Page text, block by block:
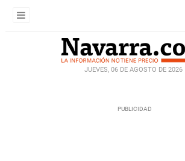
JUEVES, 06 DE AGOSTO DE 2026